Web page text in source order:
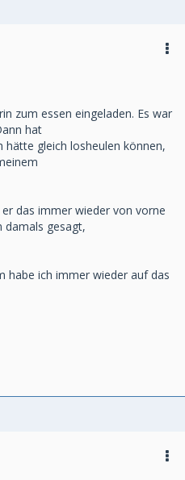
zum essen eingeladen. Es war
hat
hätte gleich losheulen können,
das immer wieder von vorne
damals gesagt,
habe ich immer wieder auf das